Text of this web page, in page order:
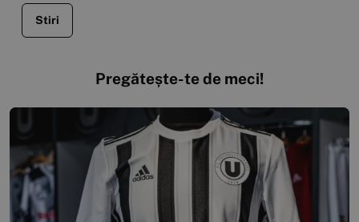
Stiri
Pregătește-te de meci!